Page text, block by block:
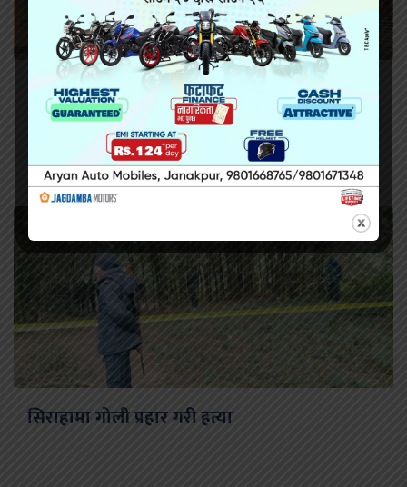
सिरहा कारागारको अवस्थाबारे राईनको गम्भीर प्रश्न
सिराहामा गोली प्रहार गरी हत्या